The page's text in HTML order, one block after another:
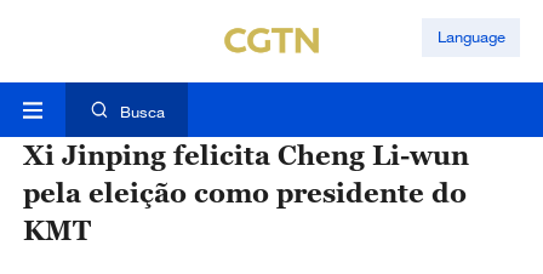
Language
Busca
Xi Jinping felicita Cheng Li-wun
pela eleição como presidente do
KMT